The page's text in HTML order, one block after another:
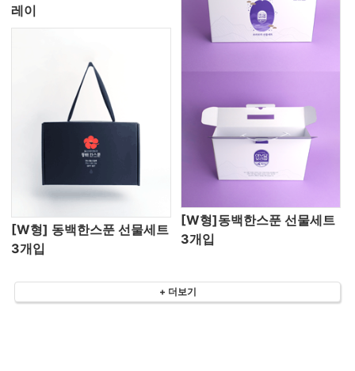
레이
[W형] 동백한스푼 선물세트
3개입
[W형]동백한스푼 선물세트
3개입
+ 더보기